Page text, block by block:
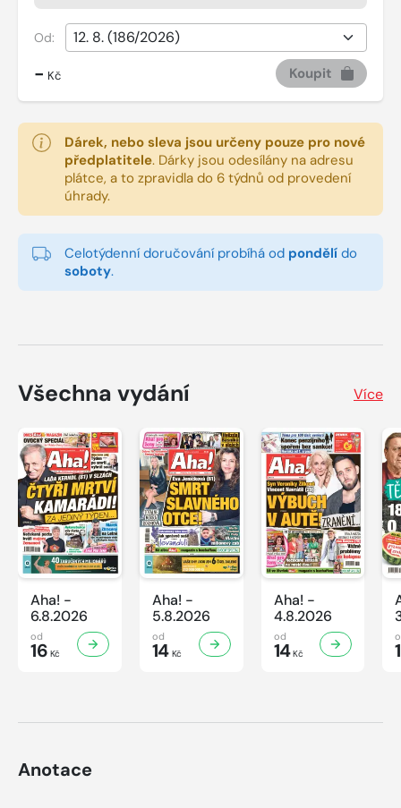
Od:
- Kč Koupit
Dárek, nebo sleva jsou určeny pouze pro nové
předplatitele. Dárky jsou odesílány na adresu
plátce, a to zpravidla do 6 týdnů od provedení
úhrady.
Celotýdenní doručování probíhá od pondělí do
soboty.
Všechna vydání Více
Aha! -
6.8.2026
od
16 Kč
Aha! -
5.8.2026
od
14Kč
Aha! -
4.8.2026
od
14Kč
Anotace